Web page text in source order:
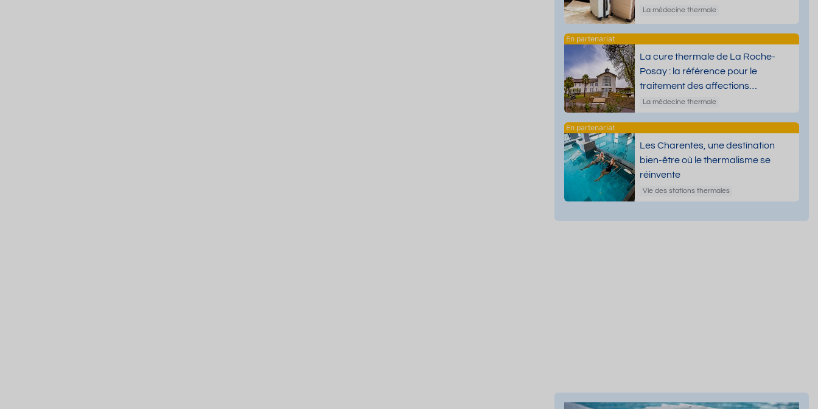
La médecine thermale
La cure thermale de La Roche-
Posay : la référence pour le
traitement des affections
dermatologiques
La médecine thermale
Les Charentes, une destination
bien-être où le thermalisme se
réinvente
Vie des stations thermales